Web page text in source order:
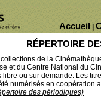
Accueil
RÉPERTOIRE
de la
et du Centre National du
ou sur demande. Les
numérisés en coopération
des périodiques)